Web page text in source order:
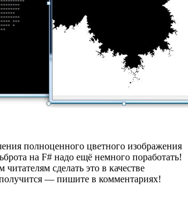
полноценного цветного изображения
на F# надо ещё немного поработать!
сделать это в качестве
— пишите в комментариях!